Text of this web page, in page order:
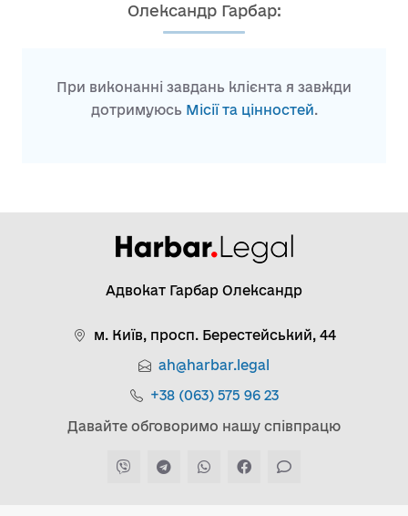
Олександр Гарбар:
При виконанні завдань клієнта я завжди
дотримуюсь Місії та цінностей.
Адвокат Гарбар Олександр
м. Київ, просп. Берестейський, 44
ah@harbar.legal
+38 (063) 575 96 23
Давайте обговоримо нашу співпрацю